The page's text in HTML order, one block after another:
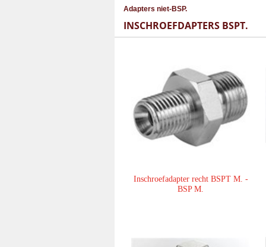
Adapters niet-BSP.
INSCHROEFDAPTERS BSPT.
Inschroefadapter recht BSPT M. -
BSP M.